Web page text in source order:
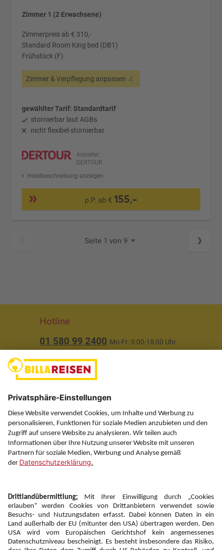
Zimmer 1 (2 Erwachsene)
Zimmerpreis ab € 310,-
Standard Room King bed (DB1)
Frühstück (F)
Zimmer & Verpflegung anpassen
gewählter Tarif: Standardtarif
stornierbar laut AGBs
nicht flexibel stornierbar
Anbieter:
DERTOUR
Hotelbeschreibung anzeigen
p.P. ab € 155,-
Seite 1 von 9
Hotline
01 580 99 2400 Mo-Fr: 9:00-18:00 Uhr
Über uns
Service
Information
Folgen Sie uns auf
Newsletter:
Anmelden